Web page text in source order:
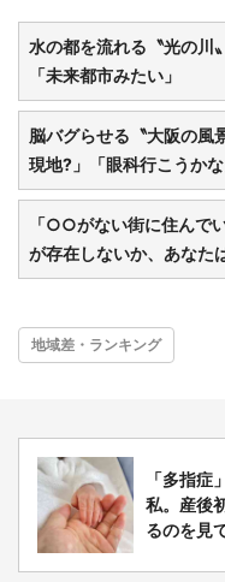
水の都を流れる〝光の川
「未来都市みたい」
脳バグらせる〝大阪の風
現地?」「眼科行こうかな
「○○がない街に住んで
が存在しないか、あなた
地域差・ランキング
「多指
私。産後
るのを見